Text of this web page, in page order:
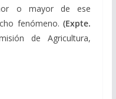
o mayor de ese
fenómeno.(Expte.
de Agricultura,